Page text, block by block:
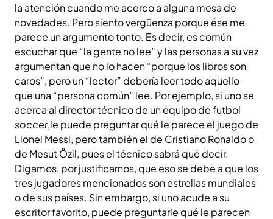
la atención cuando me acerco a alguna mesa de
novedades. Pero siento vergüenza porque ése me
parece un argumento tonto. Es decir, es común
escuchar que “la gente no lee” y las personas a su vez
argumentan que no lo hacen “porque los libros son
caros”, pero un “lector” debería leer todo aquello
que una “persona común” lee. Por ejemplo, si uno se
acerca al director técnico de un equipo de futbol
soccer,le puede preguntar qué le parece el juego de
Lionel Messi, pero también el de Cristiano Ronaldo o
de Mesut Özil, pues el técnico sabrá qué decir.
Digamos, por justificarnos, que eso se debe a que los
tres jugadores mencionados son estrellas mundiales
o de sus países. Sin embargo, si uno acude a su
escritor favorito, puede preguntarle qué le parecen